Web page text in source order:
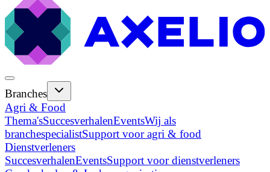
Branches
Agri & Food
Thema'sSuccesverhalenEventsWij als
branchespecialistSupport voor agri & food
Dienstverleners
SuccesverhalenEventsSupport voor dienstverleners